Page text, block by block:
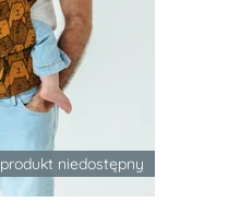
produkt niedostępny